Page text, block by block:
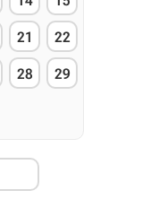
21 22
28 29